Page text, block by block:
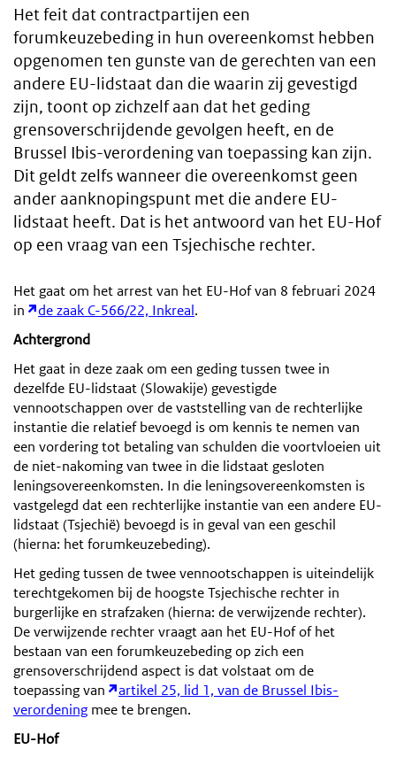
Het feit dat contractpartijen een
forumkeuzebeding in hun overeenkomst hebben
opgenomen ten gunste van de gerechten van een
andere EU-lidstaat dan die waarin zij gevestigd
zijn, toont op zichzelf aan dat het geding
grensoverschrijdende gevolgen heeft, en de
Brussel Ibis-verordening van toepassing kan zijn.
Dit geldt zelfs wanneer die overeenkomst geen
ander aanknopingspunt met die andere EU-
lidstaat heeft. Dat is het antwoord van het EU-Hof
op een vraag van een Tsjechische rechter.
Het gaat om het arrest van het EU-Hof van 8 februari 2024
in
de zaak C-566/22, Inkreal.
Achtergrond
Het gaat in deze zaak om een geding tussen twee in
dezelfde EU-lidstaat (Slowakije) gevestigde
vennootschappen over de vaststelling van de rechterlijke
instantie die relatief bevoegd is om kennis te nemen van
een vordering tot betaling van schulden die voortvloeien uit
de niet-nakoming van twee in die lidstaat gesloten
leningsovereenkomsten. In die leningsovereenkomsten is
vastgelegd dat een rechterlijke instantie van een andere EU-
lidstaat (Tsjechië) bevoegd is in geval van een geschil
(hierna: het forumkeuzebeding).
Het geding tussen de twee vennootschappen is uiteindelijk
terechtgekomen bij de hoogste Tsjechische rechter in
burgerlijke en strafzaken (hierna: de verwijzende rechter).
De verwijzende rechter vraagt aan het EU-Hof of het
bestaan van een forumkeuzebeding op zich een
grensoverschrijdend aspect is dat volstaat om de
toepassing van
artikel 25, lid 1, van de Brussel Ibis-
verordening mee te brengen.
EU-Hof